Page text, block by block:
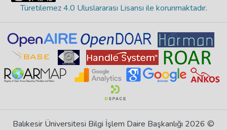
Türetilemez 4.0 Uluslararası Lisansı ile korunmaktadır.
Balıkesir Üniversitesi Bilgi İşlem Daire Başkanlığı 2026 ©